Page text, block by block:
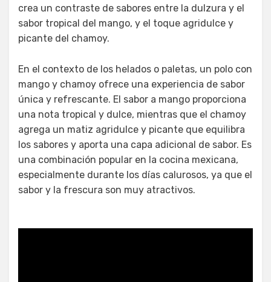
crea un contraste de sabores entre la dulzura y el
sabor tropical del mango, y el toque agridulce y
picante del chamoy.
En el contexto de los helados o paletas, un polo con
mango y chamoy ofrece una experiencia de sabor
única y refrescante. El sabor a mango proporciona
una nota tropical y dulce, mientras que el chamoy
agrega un matiz agridulce y picante que equilibra
los sabores y aporta una capa adicional de sabor. Es
una combinación popular en la cocina mexicana,
especialmente durante los días calurosos, ya que el
sabor y la frescura son muy atractivos.